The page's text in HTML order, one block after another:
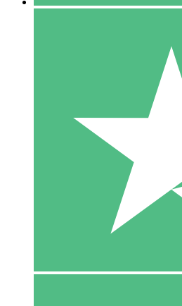
10 Downloaden
20 00